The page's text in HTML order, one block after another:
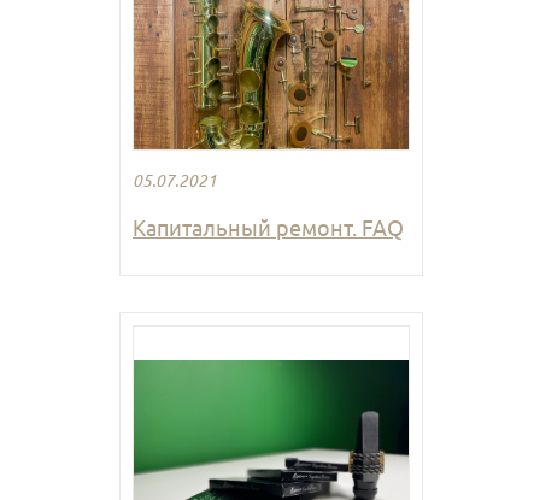
05.07.2021
Капитальный ремонт. FAQ